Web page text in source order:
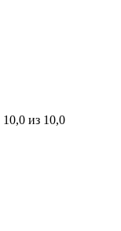
10,0 из 10,0